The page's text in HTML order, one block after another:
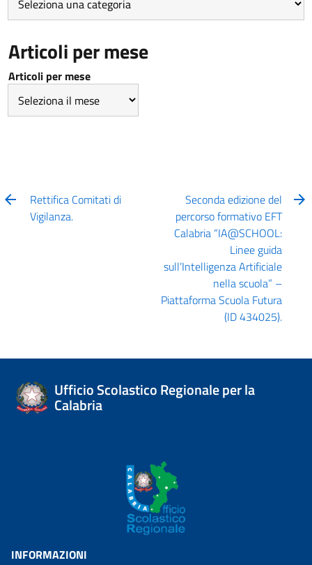
Articoli per mese
Articoli per mese
Rettifica Comitati di
Vigilanza.
Seconda edizione del
percorso formativo EFT
Calabria “IA@SCHOOL:
Linee guida
sull’Intelligenza Artificiale
nella scuola” –
Piattaforma Scuola Futura
(ID 434025).
Ufficio Scolastico Regionale per la
Calabria
INFORMAZIONI